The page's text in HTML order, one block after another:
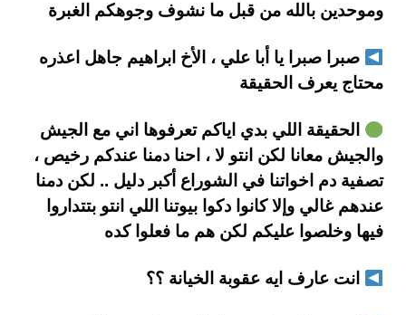
وموحدين بالله من قبل ما نشوف وجوهكم الغبرة
صبرا صبرا يا أبا علي ، الأخ ابراهيم جاهل اعذره
محتاج يعرف الحقيقة
الحقيقة اللي بدي اياكم تعرفوها اني مع الجيش
والجيش معانا لكن انتو لا ، احنا دمنا عندكم رخيص ،
تصفية دم اخواتنا في الشوراع أكبر دليل .. لكن دمنا
عندهم غالي وإلا كانوا دكوا بيوتنا اللي انتو بتتداروا
فيها وخلصوا عليكم لكن هم ما فعلوا كده
انت عارف ايه عقوبة الخيانة ؟؟